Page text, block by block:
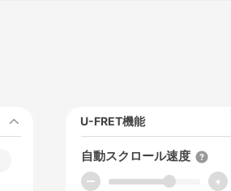
U-FRET機能
自動スクロール速度
ー +